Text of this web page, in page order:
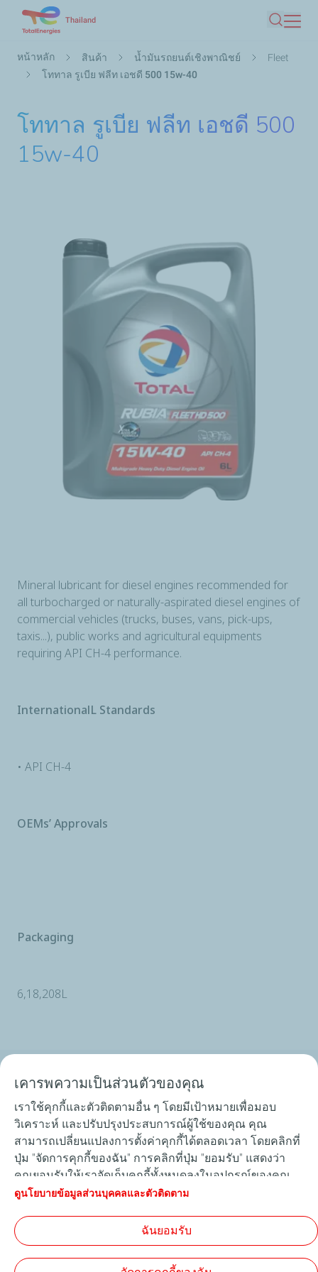
ยัง
เนื้อหา
Thailand
ค้นหา
การ
แสดง
ทาง
หน้าหลัก สินค้า น้ำมันรถยนต์เชิงพาณิชย์
Fleet
โททาล รูเบีย ฟลีท เอชดี 500 15w-40
โททาล รูเบีย ฟลีท เอชดี 500
15w-40
Mineral lubricant for diesel engines recommended for
all turbocharged or naturally-aspirated diesel engines of
commercial vehicles (trucks, buses, vans, pick-ups,
taxis...), public works and agricultural equipments
requiring API CH-4 performance.
InternationalL Standards
• API CH-4
OEMs’ Approvals
Packaging
6,18,208L
โททาลเอนเนอร์ยี่ส์ กรุ๊ป
ศูนย์บริการ
สินค้า
สั่งซื้อสินค้าออนไลน์
TotalEnergies Competition
เคารพความเป็นส่วนตัวของคุณ
เราใช้คุกกี้และตัวติดตามอื่น ๆ โดยมีเป้าหมายเพื่อมอบ
วิเคราะห์ และปรับปรุงประสบการณ์ผู้ใช้ของคุณ คุณ
สามารถเปลี่ยนแปลงการตั้งค่าคุกกี้ได้ตลอดเวลา โดยคลิกที่
ปุ่ม "จัดการคุกกี้ของฉัน" การคลิกที่ปุ่ม "ยอมรับ" แสดงว่า
คุณยอมรับให้เราจัดเก็บคุกกี้ทั้งหมดลงในอุปกรณ์ของคุณ
หากคุณคลิก "ปฏิเสธ" เราจะใช้เฉพาะคุกกี้ทางเทคนิคที่
ข้อมูลเพิ่มเติม โปรดดูหน้า "นโยบายข้อมูลส่วนบุคคลและตัว
ติดตาม"
ดูนโยบายข้อมูลส่วนบุคคลและตัวติดตาม
ฉันยอมรับ